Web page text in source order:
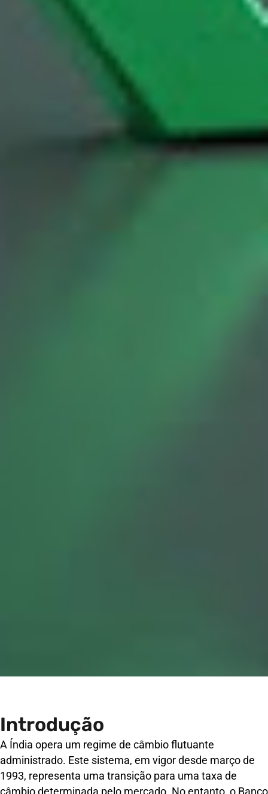
Introdução
A Índia opera um regime de câmbio flutuante
administrado. Este sistema, em vigor desde março de
1993, representa uma transição para uma taxa de